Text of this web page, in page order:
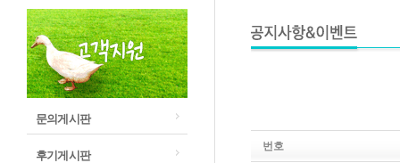
문의게시판
후기게시판
번호